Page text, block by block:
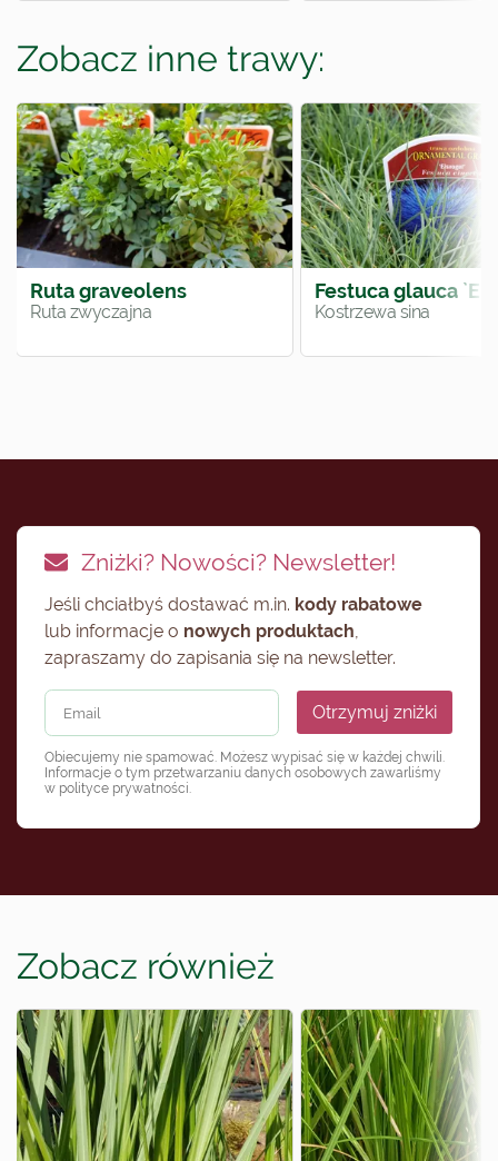
Zobacz inne trawy:
Ruta graveolens
Ruta zwyczajna
Festuca glauca
Kostrzewa sina
Zniżki? Nowości? Newsletter!
Jeśli chciałbyś dostawać m.in. kody rabatowe
lub informacje o nowych produktach
zapraszamy do zapisania się na newsletter.
Otrzymuj zniżki
Obiecujemy nie spamować. Możesz wypisać się w każdej chwili.
Informacje o tym przetwarzaniu danych osobowych zawarliśmy
w polityce prywatności
Zobacz również